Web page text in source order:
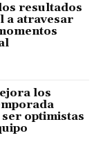
resultados
a atravesar
los
ser optimistas